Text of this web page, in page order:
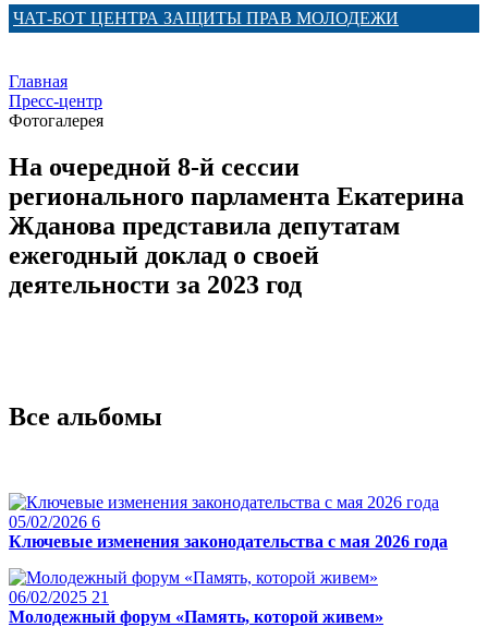
ЧАТ-БОТ ЦЕНТРА ЗАЩИТЫ ПРАВ МОЛОДЕЖИ
Главная
Пресс-центр
Фотогалерея
На очередной 8-й сессии
регионального парламента Екатерина
Жданова представила депутатам
ежегодный доклад о своей
деятельности за 2023 год
Все альбомы
05/02/2026 6
Ключевые изменения законодательства с мая 2026 года
06/02/2025 21
Молодежный форум «Память, которой живем»